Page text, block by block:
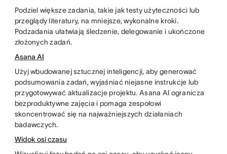
Podziel większe zadania, takie jak testy użyteczności lub
przeglądy literatury, na mniejsze, wykonalne kroki.
Podzadania ułatwiają śledzenie, delegowanie i ukończone
złożonych zadań.
Asana AI
Użyj wbudowanej sztucznej inteligencji, aby generować
podsumowania zadań, wyjaśniać niejasne instrukcje lub
przygotowywać aktualizacje projektu. Asana AI ogranicza
bezproduktywne zajęcia i pomaga zespołowi
skoncentrować się na najważniejszych działaniach
badawczych.
Widok osi czasu